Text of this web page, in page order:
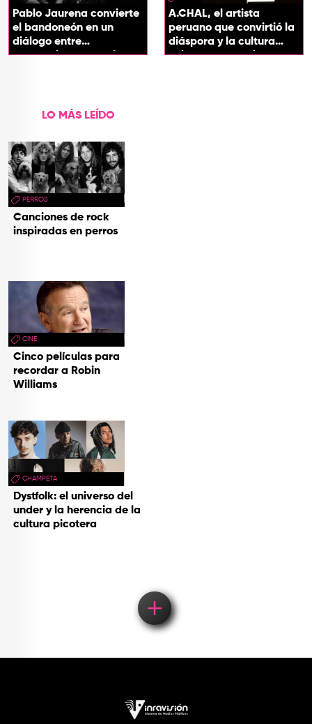
Pablo Jaurena convierte
el bandoneón en un
diálogo entre
generaciones con el
A.CHAL, el artista
peruano que convirtió la
diáspora y la cultura
chicha en su sonido
LO MÁS LEÍDO
PERROS
Canciones de rock
inspiradas en perros
CINE
Cinco películas para
recordar a Robin
Williams
CHAMPETA
Dystfolk: el universo del
under y la herencia de la
cultura picotera